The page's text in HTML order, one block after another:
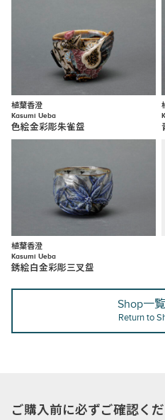
植葉香澄
Kasumi Ueba
色絵金彩彫朱雀盌
植葉香澄
Kasumi Ueba
銹絵白金彩彫三叉盌
Shop一
Return to
ご購入前に必ずご確認く